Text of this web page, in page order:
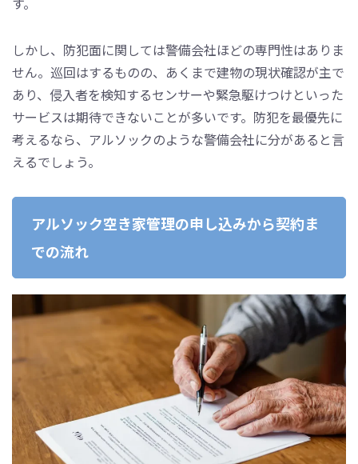
しかし、防犯面に関しては警備会社ほどの専門性はありま
せん。巡回はするものの、あくまで建物の現状確認が主で
あり、侵入者を検知するセンサーや緊急駆けつけといった
サービスは期待できないことが多いです。防犯を最優先に
考えるなら、アルソックのような警備会社に分があると言
えるでしょう。
アルソック空き家管理の申し込みから契約ま
での流れ